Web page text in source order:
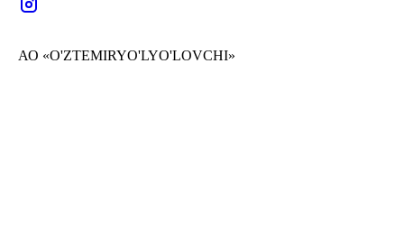
АО «O'ZTEMIRYO'LYO'LOVCHI»